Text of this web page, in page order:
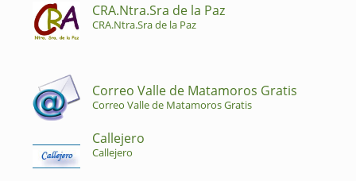
CRA.Ntra.Sra de la Paz
CRA.Ntra.Sra de la Paz
Correo Valle de Matamoros Gratis
Correo Valle de Matamoros Gratis
Callejero
Callejero